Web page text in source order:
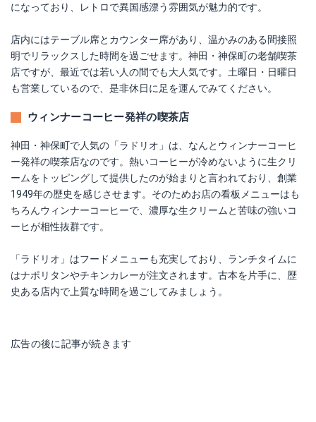
になっており、レトロで異国感漂う雰囲気が魅力的です。
店内にはテーブル席とカウンター席があり、温かみのある間接照
明でリラックスした時間を過ごせます。神田・神保町の老舗喫茶
店ですが、最近では若い人の間でも大人気です。土曜日・日曜日
も営業しているので、是非休日に足を運んでみてください。
ウィンナーコーヒー発祥の喫茶店
神田・神保町で人気の「ラドリオ」は、なんとウィンナーコーヒ
ー発祥の喫茶店なのです。熱いコーヒーが冷めないように生クリ
ームをトッピングして提供したのが始まりと言われており、創業
1949年の歴史を感じさせます。そのためお店の看板メニューはも
ちろんウィンナーコーヒーで、濃厚な生クリームと苦味の強いコ
ーヒが相性抜群です。
「ラドリオ」はフードメニューも充実しており、ランチタイムに
はナポリタンやチキンカレーが注文されます。古本を片手に、歴
史ある店内で上質な時間を過ごしてみましょう。
広告の後に記事が続きます